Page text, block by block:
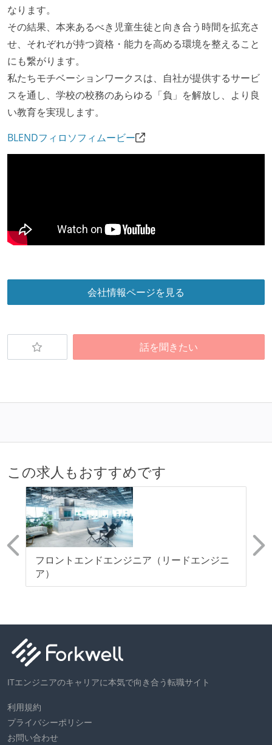
なります。
その結果、本来あるべき児童生徒と向き合う時間を拡充さ
せ、それぞれが持つ資格・能力を高める環境を整えること
にも繋がります。
私たちモチベーションワークスは、自社が提供するサービ
スを通し、学校の校務のあらゆる「負」を解放し、より良
い教育を実現します。
BLENDフィロソフィムービー
会社情報ページを見る
話を聞きたい
この求人もおすすめです
フロントエンドエンジニア（リードエンジニ
ア）
ITエンジニアのキャリアに本気で向き合う転職サイト
利用規約
プライバシーポリシー
お問い合わせ